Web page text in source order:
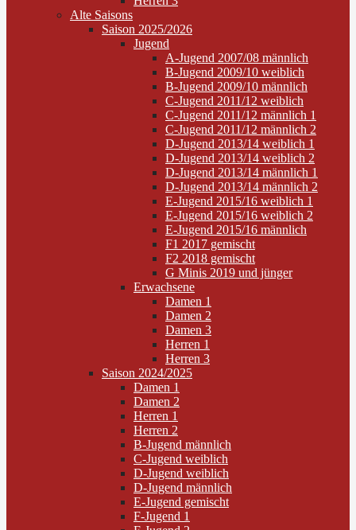
Alte Saisons
Saison 2025/2026
Jugend
A-Jugend 2007/08 männlich
B-Jugend 2009/10 weiblich
B-Jugend 2009/10 männlich
C-Jugend 2011/12 weiblich
C-Jugend 2011/12 männlich 1
C-Jugend 2011/12 männlich 2
D-Jugend 2013/14 weiblich 1
D-Jugend 2013/14 weiblich 2
D-Jugend 2013/14 männlich 1
D-Jugend 2013/14 männlich 2
E-Jugend 2015/16 weiblich 1
E-Jugend 2015/16 weiblich 2
E-Jugend 2015/16 männlich
F1 2017 gemischt
F2 2018 gemischt
G Minis 2019 und jünger
Erwachsene
Damen 1
Damen 2
Damen 3
Herren 1
Herren 3
Saison 2024/2025
Damen 1
Damen 2
Herren 1
Herren 2
B-Jugend männlich
C-Jugend weiblich
D-Jugend weiblich
D-Jugend männlich
E-Jugend gemischt
F-Jugend 1